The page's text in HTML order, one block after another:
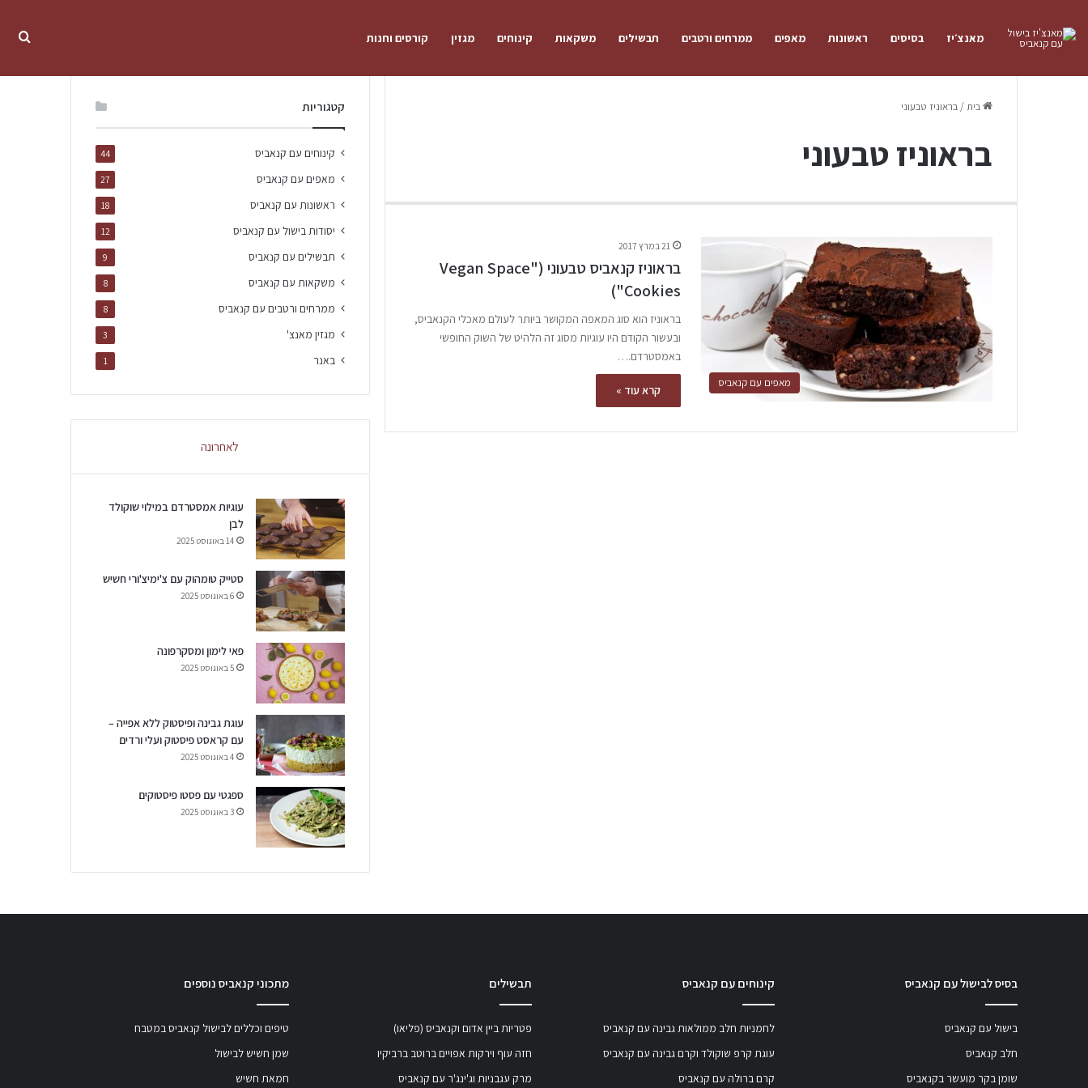
מאנצ׳יז בסיסים ראשונות מאפים ממרחים ורטבים תבשילים משקאות קינוחים מגזין קורסים וחנות
בית/ בראוניז טבעוני
בראוניז טבעוני
מאפים עם קנאביס
21 במרץ 2017
בראוניז קנאביס טבעוני ("Vegan Space
Cookies")
בראוניז הוא סוג המאפה המקושר ביותר לעולם מאכלי הקנאביס,
ובעשור הקודם היו עוגיות מסוג זה הלהיט של השוק החופשי
באמסטרדם.…
קרא עוד »
קטגוריות
קינוחים עם קנאביס 44
מאפים עם קנאביס 27
ראשונות עם קנאביס 18
יסודות בישול עם קנאביס 12
תבשילים עם קנאביס 9
משקאות עם קנאביס 8
ממרחים ורטבים עם קנאביס 8
מגזין מאנצ' 3
באנר 1
לאחרונה
עוגיות אמסטרדם במילוי שוקולד
לבן
14 באוגוסט 2025
סטייק טומהוק עם צ'ימיצ'ורי חשיש
6 באוגוסט 2025
פאי לימון ומסקרפונה
5 באוגוסט 2025
עוגת גבינה ופיסטוק ללא אפייה –
עם קראסט פיסטוק ועלי ורדים
4 באוגוסט 2025
ספגטי עם פסטו פיסטוקים
3 באוגוסט 2025
בסיס לבישול עם קנאביס
בישול עם קנאביס
חלב קנאביס
שומן בקר מועשר בקנאביס
קינוחים עם קנאביס
לחמניות חלב ממולאות גבינה עם קנאביס
עוגת קרפ שוקולד וקרם גבינה עם קנאביס
קרם ברולה עם קנאביס
תבשילים
פטריות ביין אדום וקנאביס (פליאו)
חזה עוף וירקות אפויים ברוטב ברביקיו
מרק עגבניות וג'ינג'ר עם קנאביס
מתכוני קנאביס נוספים
טיפים וכללים לבישול קנאביס במטבח
שמן חשיש לבישול
חמאת חשיש